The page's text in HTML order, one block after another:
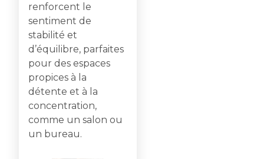
renforcent le
sentiment de
stabilité et
d’équilibre, parfaites
pour des espaces
propices à la
détente et à la
concentration,
comme un salon ou
un bureau.